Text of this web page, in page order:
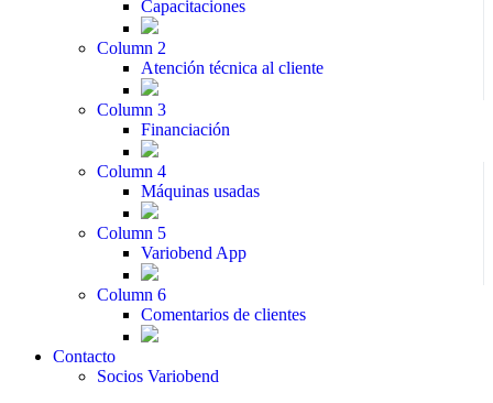
Capacitaciones
Column 2
Atención técnica al cliente
Column 3
Financiación
Column 4
Máquinas usadas
Column 5
Variobend App
Column 6
Comentarios de clientes
Contacto
Socios Variobend